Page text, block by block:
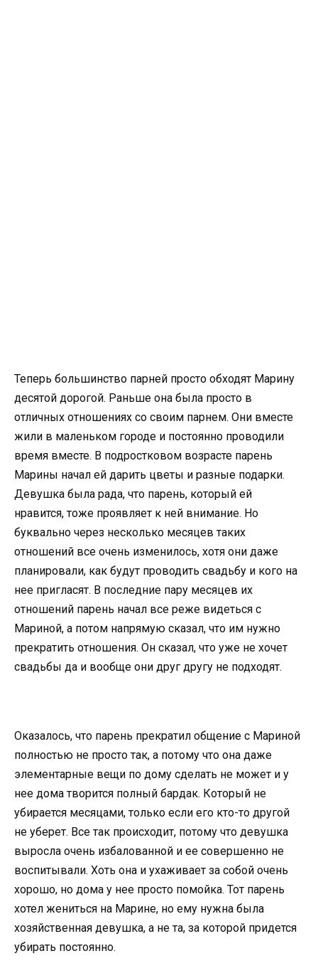
Теперь большинство парней просто обходят Марину
десятой дорогой. Раньше она была просто в
отличных отношениях со своим парнем. Они вместе
жили в маленьком городе и постоянно проводили
время вместе. В подростковом возрасте парень
Марины начал ей дарить цветы и разные подарки.
Девушка была рада, что парень, который ей
нравится, тоже проявляет к ней внимание. Но
буквально через несколько месяцев таких
отношений все очень изменилось, хотя они даже
планировали, как будут проводить свадьбу и кого на
нее пригласят. В последние пару месяцев их
отношений парень начал все реже видеться с
Мариной, а потом напрямую сказал, что им нужно
прекратить отношения. Он сказал, что уже не хочет
свадьбы да и вообще они друг другу не подходят.
Оказалось, что парень прекратил общение с Мариной
полностью не просто так, а потому что она даже
элементарные вещи по дому сделать не может и у
нее дома творится полный бардак. Который не
убирается месяцами, только если его кто-то другой
не уберет. Все так происходит, потому что девушка
выросла очень избалованной и ее совершенно не
воспитывали. Хоть она и ухаживает за собой очень
хорошо, но дома у нее просто помойка. Тот парень
хотел жениться на Марине, но ему нужна была
хозяйственная девушка, а не та, за которой придется
убирать постоянно.